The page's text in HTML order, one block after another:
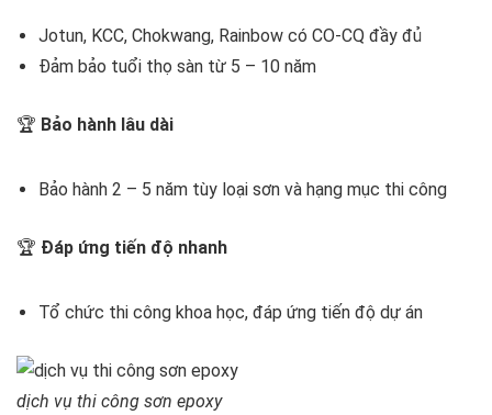
Jotun, KCC, Chokwang, Rainbow có CO-CQ đầy đủ
Đảm bảo tuổi thọ sàn từ 5 – 10 năm
🏆 Bảo hành lâu dài
Bảo hành 2 – 5 năm tùy loại sơn và hạng mục thi công
🏆 Đáp ứng tiến độ nhanh
Tổ chức thi công khoa học, đáp ứng tiến độ dự án
dịch vụ thi công sơn epoxy